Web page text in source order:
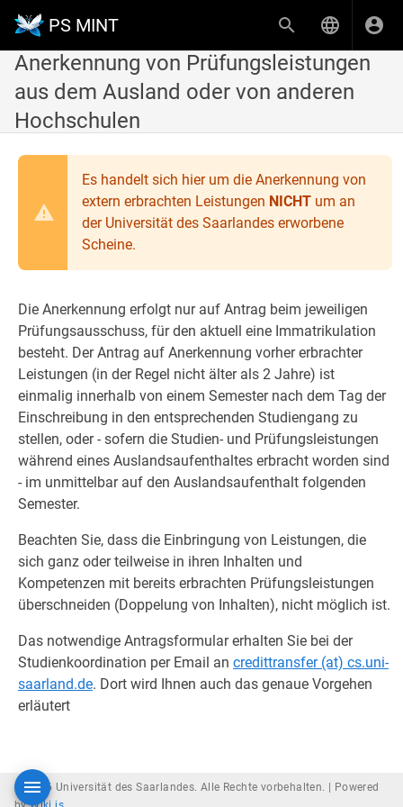
PS MINT
Anerkennung von Prüfungsleistungen
aus dem Ausland oder von anderen
Hochschulen
Es handelt sich hier um die Anerkennung von
extern erbrachten Leistungen NICHT um an
der Universität des Saarlandes erworbene
Scheine.
Die Anerkennung erfolgt nur auf Antrag beim jeweiligen
Prüfungsausschuss, für den aktuell eine Immatrikulation
besteht. Der Antrag auf Anerkennung vorher erbrachter
Leistungen (in der Regel nicht älter als 2 Jahre) ist
einmalig innerhalb von einem Semester nach dem Tag der
Einschreibung in den entsprechenden Studiengang zu
stellen, oder - sofern die Studien- und Prüfungsleistungen
während eines Auslandsaufenthaltes erbracht worden sind
- im unmittelbar auf den Auslandsaufenthalt folgenden
Semester.
Beachten Sie, dass die Einbringung von Leistungen, die
sich ganz oder teilweise in ihren Inhalten und
Kompetenzen mit bereits erbrachten Prüfungsleistungen
überschneiden (Doppelung von Inhalten), nicht möglich ist.
Das notwendige Antragsformular erhalten Sie bei der
Studienkoordination per Email an credittransfer (at) cs.uni-
saarland.de. Dort wird Ihnen auch das genaue Vorgehen
erläutert
© 2026 Universität des Saarlandes. Alle Rechte vorbehalten. |
Powered